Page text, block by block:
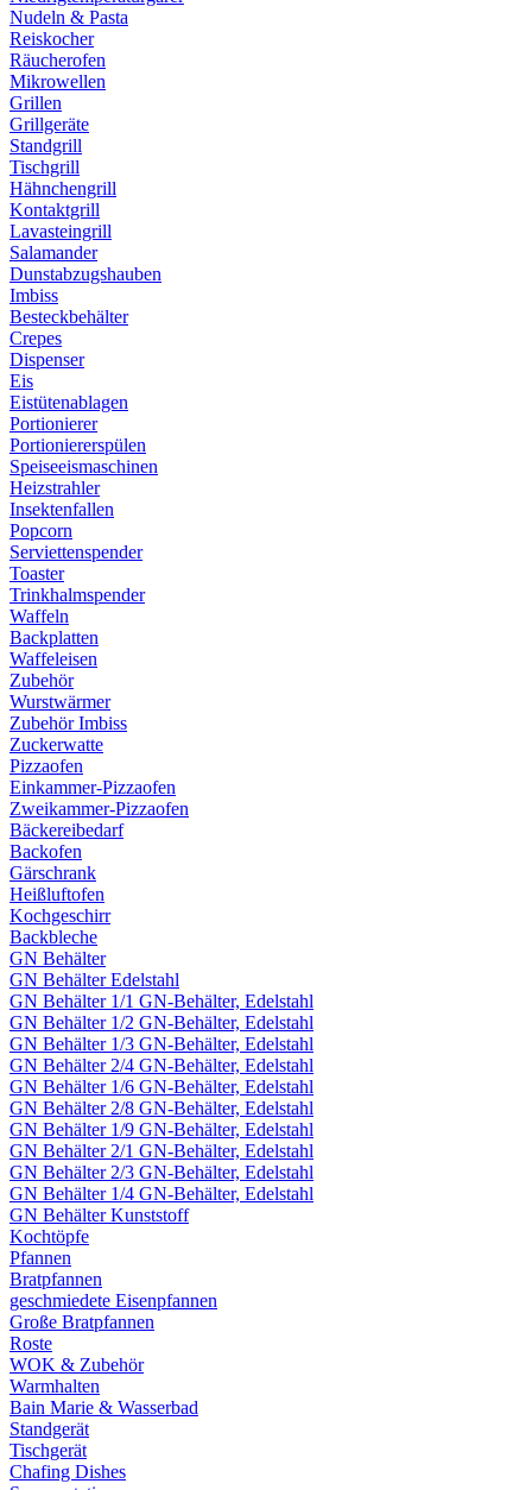
Nudeln & Pasta
Reiskocher
Räucherofen
Mikrowellen
Grillen
Grillgeräte
Standgrill
Tischgrill
Hähnchengrill
Kontaktgrill
Lavasteingrill
Salamander
Dunstabzugshauben
Imbiss
Besteckbehälter
Crepes
Dispenser
Eis
Eistütenablagen
Portionierer
Portioniererspülen
Speiseeismaschinen
Heizstrahler
Insektenfallen
Popcorn
Serviettenspender
Toaster
Trinkhalmspender
Waffeln
Backplatten
Waffeleisen
Zubehör
Wurstwärmer
Zubehör Imbiss
Zuckerwatte
Pizzaofen
Einkammer-Pizzaofen
Zweikammer-Pizzaofen
Bäckereibedarf
Backofen
Gärschrank
Heißluftofen
Kochgeschirr
Backbleche
GN Behälter
GN Behälter Edelstahl
GN Behälter 1/1 GN-Behälter, Edelstahl
GN Behälter 1/2 GN-Behälter, Edelstahl
GN Behälter 1/3 GN-Behälter, Edelstahl
GN Behälter 2/4 GN-Behälter, Edelstahl
GN Behälter 1/6 GN-Behälter, Edelstahl
GN Behälter 2/8 GN-Behälter, Edelstahl
GN Behälter 1/9 GN-Behälter, Edelstahl
GN Behälter 2/1 GN-Behälter, Edelstahl
GN Behälter 2/3 GN-Behälter, Edelstahl
GN Behälter 1/4 GN-Behälter, Edelstahl
GN Behälter Kunststoff
Kochtöpfe
Pfannen
Bratpfannen
geschmiedete Eisenpfannen
Große Bratpfannen
Roste
WOK & Zubehör
Warmhalten
Bain Marie & Wasserbad
Standgerät
Tischgerät
Chafing Dishes